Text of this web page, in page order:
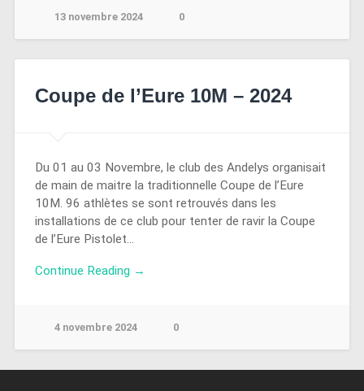
13 novembre 2024 0
Coupe de l’Eure 10M – 2024
Du 01 au 03 Novembre, le club des Andelys organisait
de main de maitre la traditionnelle Coupe de l’Eure
10M. 96 athlètes se sont retrouvés dans les
installations de ce club pour tenter de ravir la Coupe
de l’Eure Pistolet…
Continue Reading →
4 novembre 2024 0